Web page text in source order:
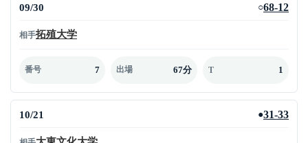
09/30 ○68-12
相手拓殖大学
番号 7 出場 67分 T 1
10/21 ●31-33